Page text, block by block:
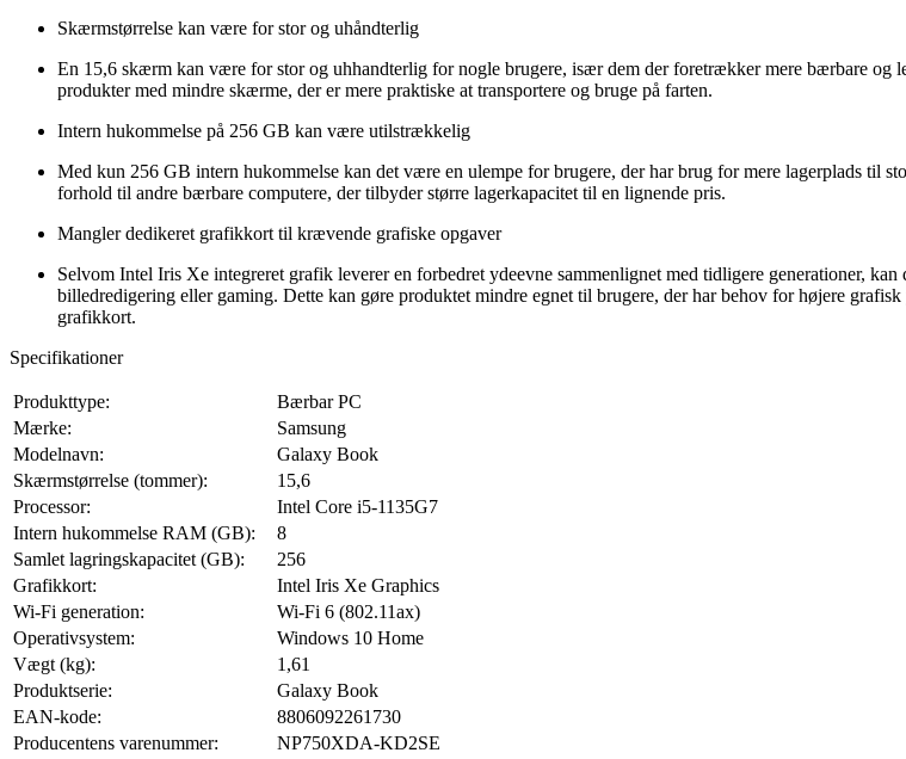
Skærmstørrelse kan være for stor og uhåndterlig
En 15,6 skærm kan være for stor og uhhandterlig for nogle brugere, især dem der foretrækker mere bærbare og
produkter med mindre skærme, der er mere praktiske at transportere og bruge på farten.
Intern hukommelse på 256 GB kan være utilstrækkelig
Med kun 256 GB intern hukommelse kan det være en ulempe for brugere, der har brug for mere lagerplads til
forhold til andre bærbare computere, der tilbyder større lagerkapacitet til en lignende pris.
Mangler dedikeret grafikkort til krævende grafiske opgaver
Selvom Intel Iris Xe integreret grafik leverer en forbedret ydeevne sammenlignet med tidligere generationer,
billedredigering eller gaming. Dette kan gøre produktet mindre egnet til brugere, der har behov for højere
grafikkort.
Specifikationer
Produkttype:
Bærbar PC
Mærke:
Samsung
Modelnavn:
Galaxy Book
Skærmstørrelse (tommer):
15,6
Processor:
Intel Core i5-1135G7
Intern hukommelse RAM (GB):
8
Samlet lagringskapacitet (GB):
256
Grafikkort:
Intel Iris Xe Graphics
Wi-Fi generation:
Wi-Fi 6 (802.11ax)
Operativsystem:
Windows 10 Home
Vægt (kg):
1,61
Produktserie:
Galaxy Book
EAN-kode:
8806092261730
Producentens varenummer:
NP750XDA-KD2SE